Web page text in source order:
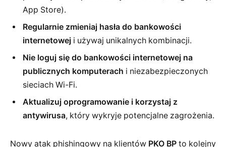
App Store).
Regularnie zmieniaj hasła do bankowości
internetowej i używaj unikalnych kombinacji.
Nie loguj się do bankowości internetowej na
publicznych komputerach i niezabezpieczonych
sieciach Wi-Fi.
Aktualizuj oprogramowanie i korzystaj z
antywirusa, który wykryje potencjalne zagrożenia.
Nowy atak phishingowy na klientów PKO BP to kolejny